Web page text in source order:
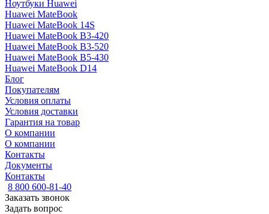
Ноутбуки Huawei
Huawei MateBook
Huawei MateBook 14S
Huawei MateBook B3-420
Huawei MateBook B3-520
Huawei MateBook B5-430
Huawei MateBook D14
Блог
Покупателям
Условия оплаты
Условия доставки
Гарантия на товар
О компании
О компании
Контакты
Документы
Контакты
8 800 600-81-40
Заказать звонок
Задать вопрос